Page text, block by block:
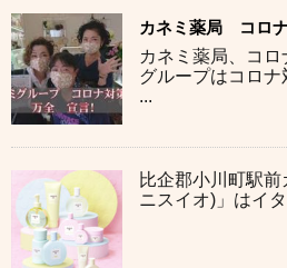
カネミ薬局 コロ
カネミ薬局、コロ
グループはコロ
...
比企郡小川町駅
ニスイオ)」はイ